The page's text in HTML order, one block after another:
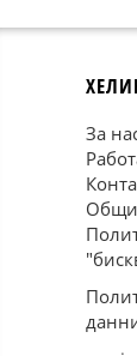
За
Общи